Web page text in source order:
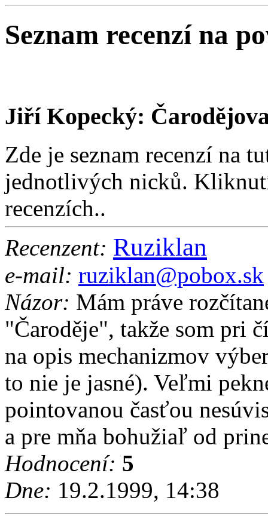
Seznam recenzí na
Jiří Kopecký:
Zde je seznam recenzí na
jednotlivých nicků.
recenzích..
Recenzent: Ruziklan
e-mail: ruziklan@pobox.sk
Názor: Mám práve
"Čaroděje", takže som pri
na opis mechanizmov
to nie je jasné). Veľmi
pointovanou časťou
a pre mňa bohužiaľ od
Hodnocení: 5
Dne: 19.2.1999, 14:38